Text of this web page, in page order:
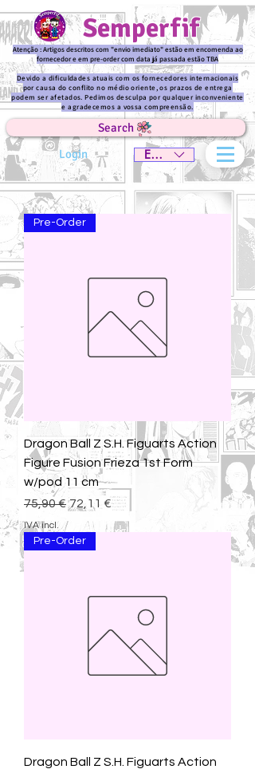
Semperfif
Atenção : Artigos descritos com "envio imediato" estão em encomenda ao
fornecedor e em pre-order com data já passada estão TBA
Devido a dificuldades atuais com os fornecedores internacionais
por causa do conflito no médio oriente, os prazos de entrega
podem ser afetados. Pedimos desculpa por qualquer inconveniente
e agradecemos a vossa compreensão.
Search
Login
EUR (€)
Pre-Order
Dragon Ball Z S.H. Figuarts Action
Figure Fusion Frieza 1st Form
w/pod 11 cm
Preço normal
75,90 €Preço promocional
72,11 €
IVA incl.
Pre-Order
Dragon Ball Z S.H. Figuarts Action